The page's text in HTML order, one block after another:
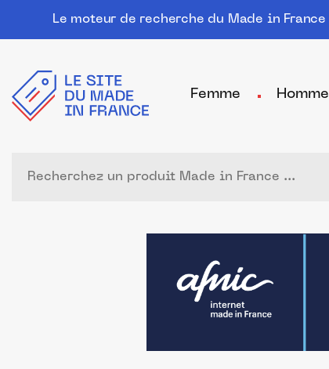
Le moteur de recherche du Made in France
Femme Homme